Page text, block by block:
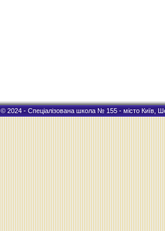
© 2024 - Спеціалізована школа № 155 - місто Київ,